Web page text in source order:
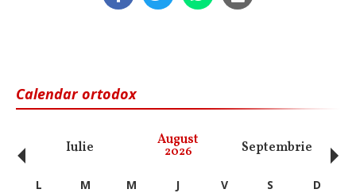
Calendar ortodox
Iulie August
2026 Septembrie
‹ L M M J V S
D